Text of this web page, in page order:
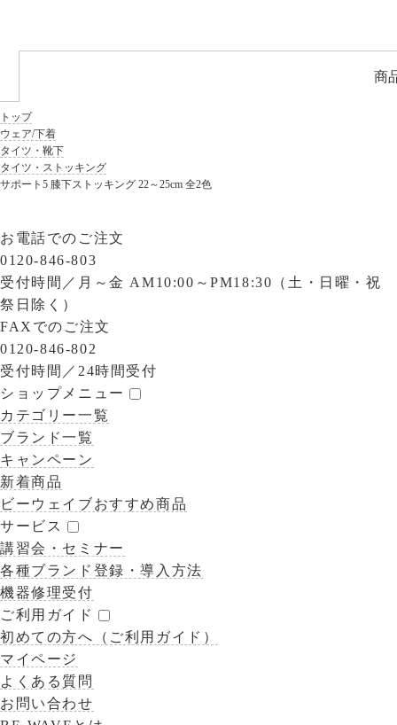
トップ
ウェア/下着
タイツ・靴下
タイツ・ストッキング
サポート5 膝下ストッキング 22～25cm 全2色
商
お電話でのご注文
0120-846-803
受付時間／ 月～金 AM10:00～PM18:30（土・日曜・祝
祭日除く）
FAXでのご注文
0120-846-802
受付時間／ 24時間受付
ショップメニュー
カテゴリー一覧
ブランド一覧
キャンペーン
新着商品
ビーウェイブおすすめ商品
サービス
講習会・セミナー
各種ブランド登録・導入方法
機器修理受付
ご利用ガイド
初めての方へ（ご利用ガイド）
マイページ
よくある質問
お問い合わせ